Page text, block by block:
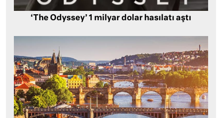
‘The Odyssey’ 1 milyar dolar hasılatı aştı